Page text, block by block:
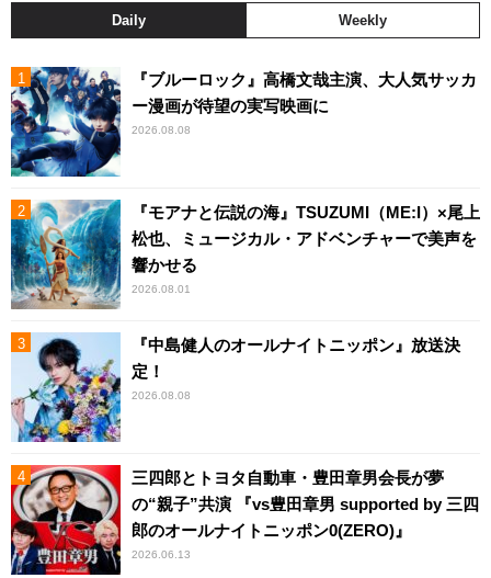
Daily Weekly
『ブルーロック』高橋文哉主演、大人気サッカ
ー漫画が待望の実写映画に
2026.08.08
『モアナと伝説の海』TSUZUMI（ME:I）×尾上
松也、ミュージカル・アドベンチャーで美声を
響かせる
2026.08.01
『中島健人のオールナイトニッポン』放送決
定！
2026.08.08
三四郎とトヨタ自動車・豊田章男会長が夢
の“親子”共演 『vs豊田章男 supported by 三四
郎のオールナイトニッポン0(ZERO)』
2026.06.13